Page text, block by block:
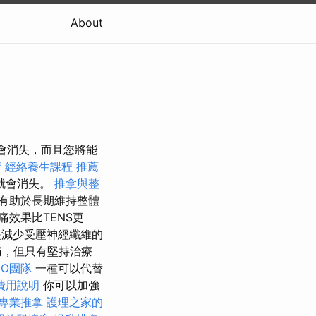
About
消失，而且您將能
經絡養生課程 推薦
消失。 推拿與整
助於長期維持整體
效果比TENS更
少受壓神經纖維的
但只有堅持治療
團隊 一種可以代替
用說明 你可以加強
業推拿 護理之家的